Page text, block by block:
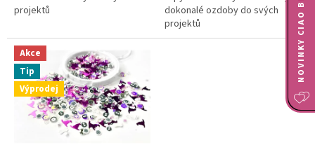
projektů
dokonalé ozdoby do svých
projektů
Akce
Tip
Výprodej
NOVINKY CIAO BELLA